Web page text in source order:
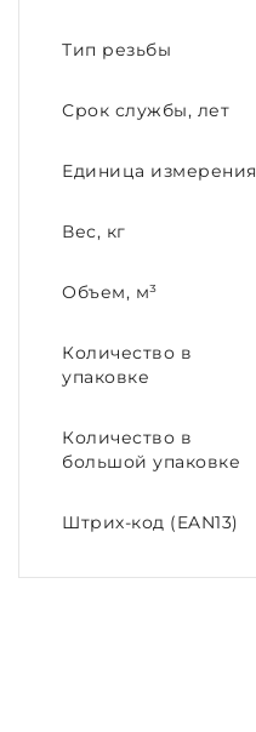
Тип резьбы
Срок службы, лет
Единица измерения
Вес, кг
Объем, м³
Количество в
упаковке
Количество в
большой упаковке
Штрих-код (EAN13)